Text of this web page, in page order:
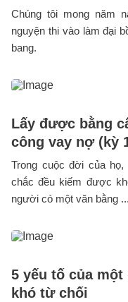
Chúng tôi mong năm
nguyện thi vào làm đại
bang.
Lấy được bằng
công vay nợ (kỳ
Trong cuộc đời của
chắc đều kiếm được
người có một văn bằng ...
5 yếu tố của một
khó từ chối